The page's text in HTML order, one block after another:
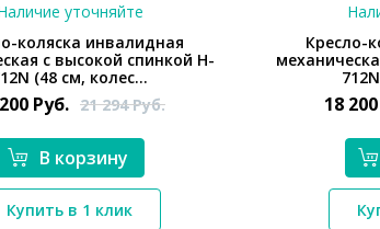
*}
уточняйте
коляска инвалидная
с высокой спинкой H-
(48 см, колес...
Руб. 21 294Руб.
В корзину
Купить в 1 клик
Кресло-
18 200